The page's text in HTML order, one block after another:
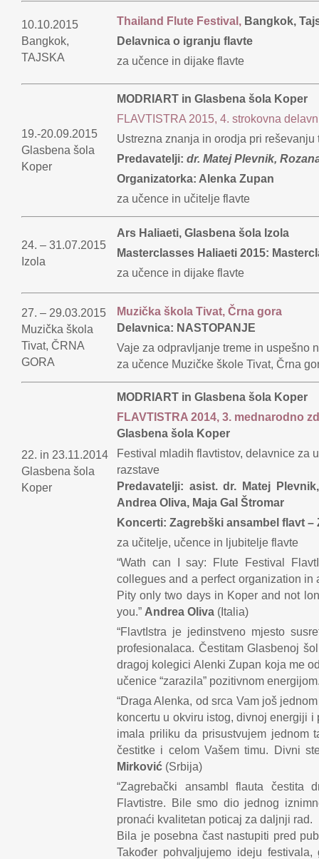
10.10.2015
Bangkok,
TAJSKA
Thailand Flute Festival, Bangkok,
Delavnica o igranju flavte
za učence in dijake flavte
19.-20.09.2015
Glasbena šola
Koper
MODRIART in Glasbena šola Koper
FLAVTISTRA 2015, 4. strokovna
Ustrezna znanja in orodja pri reševanju
Predavatelji: dr. Matej Plevnik,
Organizatorka: Alenka Zupan
za učence in učitelje flavte
24. – 31.07.2015
Izola
Ars Haliaeti, Glasbena šola Izola
Masterclasses Haliaeti 2015:
za učence in dijake flavte
27. – 29.03.2015
Muzička škola
Tivat, ČRNA
GORA
Muzička škola Tivat, Črna gora
Delavnica: NASTOPANJE
Vaje za odpravljanje treme in uspešno
za učence Muzičke škole Tivat, Črna
22. in 23.11.2014
Glasbena šola
Koper
MODRIART in Glasbena šola Koper
FLAVTISTRA 2014, 3. mednarodno
Glasbena šola Koper
Festival mladih flavtistov, delavnice za
razstave
Predavatelji: asist. dr. Matej
Andrea Oliva, Maja Gal Štromar
Koncerti: Zagrebški ansambel flavt
za učitelje, učence in ljubitelje flavte
“Wath can I say: Flute Festival
collegues and a perfect organization
Pity only two days in Koper and not
you.” Andrea Oliva (Italia)
“FlavtIstra je jedinstveno mjesto
profesionalaca. Čestitam Glasbenoj
dragoj kolegici Alenki Zupan koja me
učenice “zarazila” pozitivnom
“Draga Alenka, od srca Vam još
koncertu u okviru istog, divnoj energiji
imala priliku da prisustvujem jednom
čestitke i celom Vašem timu. Divni
Mirković (Srbija)
“Zagrebački ansambl flauta
Flavtistre. Bile smo dio jednog
pronaći kvalitetan poticaj za daljnji rad.
Bila je posebna čast nastupiti pred
Također pohvaljujemo ideju